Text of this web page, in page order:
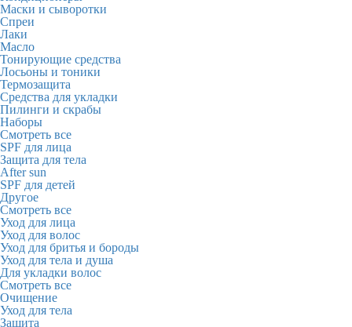
Маски и сыворотки
Спреи
Лаки
Масло
Тонирующие средства
Лосьоны и тоники
Термозащита
Средства для укладки
Пилинги и скрабы
Наборы
Смотреть все
SPF для лица
Защита для тела
After sun
SPF для детей
Другое
Смотреть все
Уход для лица
Уход для волос
Уход для бритья и бороды
Уход для тела и душа
Для укладки волос
Смотреть все
Очищение
Уход для тела
Защита